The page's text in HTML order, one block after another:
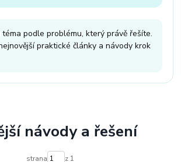
podle problému, který právě řešíte.
praktické články a návody krok
návody a řešení
strana z 1